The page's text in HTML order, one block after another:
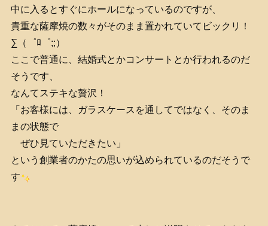
中に入るとすぐにホールになっているのですが、
貴重な薩摩焼の数々がそのまま置かれていてビックリ！
∑（゜ﾛ゜;;）
ここで普通に、結婚式とかコンサートとか行われるのだ
そうです、
なんてステキな贅沢！
「お客様には、ガラスケースを通してではなく、そのま
まの状態で
ぜひ見ていただきたい」
という創業者のかたの思いが込められているのだそうで
す